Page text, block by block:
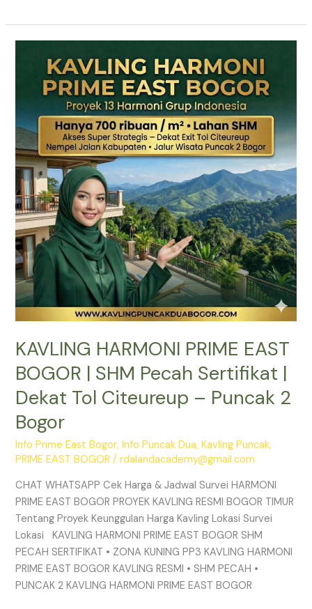
KAVLING HARMONI PRIME EAST
BOGOR | SHM Pecah Sertifikat |
Dekat Tol Citeureup – Puncak 2
Bogor
Info Prime East Bogor,Info Puncak Dua,Kavling Puncak,
PRIME EAST BOGOR /rdalandacademy@gmail.com
CHAT WHATSAPP Cek Harga & Jadwal Survei HARMONI
PRIME EAST BOGOR PROYEK KAVLING RESMI BOGOR TIMUR
Tentang Proyek Keunggulan Harga Kavling Lokasi Survei
Lokasi KAVLING HARMONI PRIME EAST BOGOR SHM
PECAH SERTIFIKAT • ZONA KUNING PP3 KAVLING HARMONI
PRIME EAST BOGOR KAVLING RESMI • SHM PECAH •
PUNCAK 2 KAVLING HARMONI PRIME EAST BOGOR
HARMONI
BOGOR
|
SHM
Pecah
Sertifikat
|
Dekat
Tol
Citeureup
–
Puncak
2